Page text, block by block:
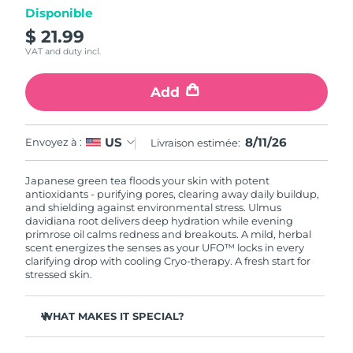
Disponible
$ 21.99
VAT and duty incl.
Add
Envoyez à : US Livraison estimée: 8/11/26
Japanese green tea floods your skin with potent
antioxidants - purifying pores, clearing away daily buildup,
and shielding against environmental stress. Ulmus
davidiana root delivers deep hydration while evening
primrose oil calms redness and breakouts. A mild, herbal
scent energizes the senses as your UFO™ locks in every
clarifying drop with cooling Cryo-therapy. A fresh start for
stressed skin.
WHAT MAKES IT SPECIAL?
R.A.S. chinoise de
Macao
Malaisie 8/13/26
Malte Livraison estimée8/10/26
Mexique Livraison estimée8/14/26
Monaco Livraison estimée8/11/26
Pays-Bas Livraison estimée8/10/26
Nouvelle-Zélande
Norvège